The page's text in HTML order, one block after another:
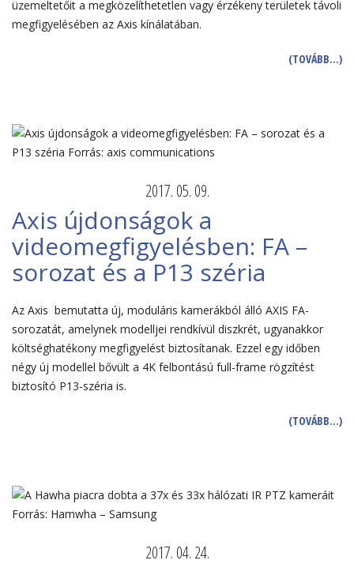
üzemeltetőit a megközelíthetetlen vagy érzékeny területek távoli
megfigyelésében az Axis kínálatában.
(TOVÁBB…)
2017. 05. 09.
Axis újdonságok a
videomegfigyelésben: FA –
sorozat és a P13 széria
Az Axis bemutatta új, moduláris kamerákból álló AXIS FA-
sorozatát, amelynek modelljei rendkívül diszkrét, ugyanakkor
költséghatékony megfigyelést biztosítanak. Ezzel egy időben
négy új modellel bővült a 4K felbontású full-frame rögzítést
biztosító P13-széria is.
(TOVÁBB…)
2017. 04. 24.